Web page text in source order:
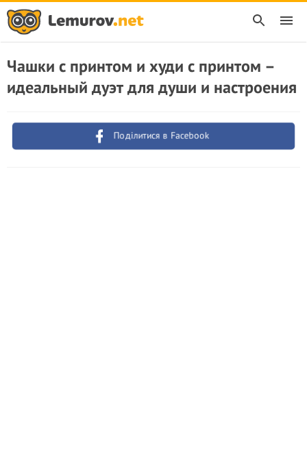
Чашки с принтом и худи с принтом –
идеальный дуэт для души и настроения
Поділитися в Facebook